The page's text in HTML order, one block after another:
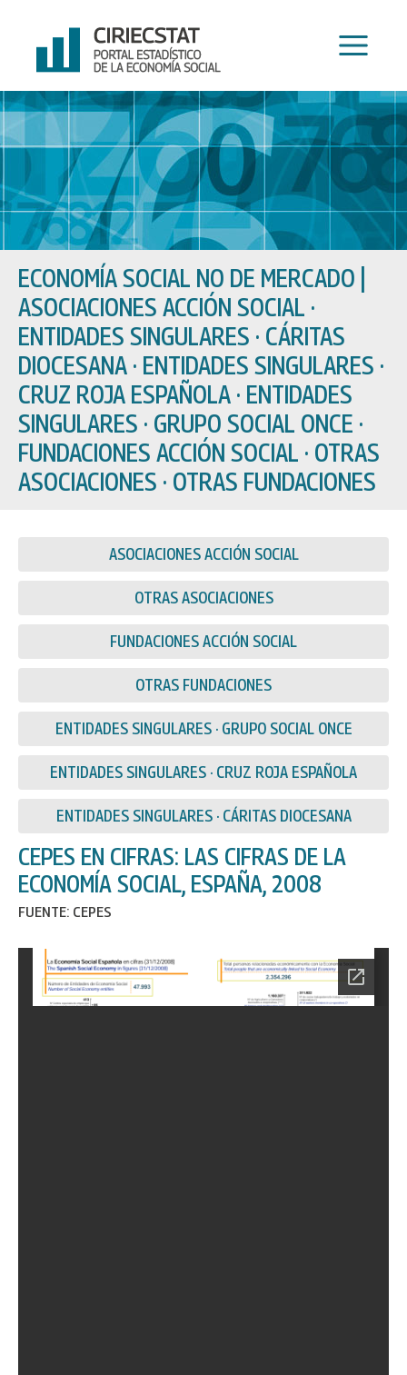
contenido
ECONOMÍA SOCIAL NO DE MERCADO
ASOCIACIONES ACCIÓN SOCIAL ·
ENTIDADES SINGULARES · CÁRITAS
DIOCESANA · ENTIDADES SINGULARES ·
CRUZ ROJA ESPAÑOLA · ENTIDADES
SINGULARES · GRUPO SOCIAL ONCE ·
FUNDACIONES ACCIÓN SOCIAL · OTRAS
ASOCIACIONES · OTRAS FUNDACIONES
ASOCIACIONES ACCIÓN SOCIAL
OTRAS ASOCIACIONES
FUNDACIONES ACCIÓN SOCIAL
OTRAS FUNDACIONES
ENTIDADES SINGULARES · GRUPO SOCIAL ONCE
ENTIDADES SINGULARES · CRUZ ROJA ESPAÑOLA
ENTIDADES SINGULARES · CÁRITAS DIOCESANA
CEPES EN CIFRAS: LAS CIFRAS DE LA
ECONOMÍA SOCIAL, ESPAÑA, 2008
FUENTE: CEPES